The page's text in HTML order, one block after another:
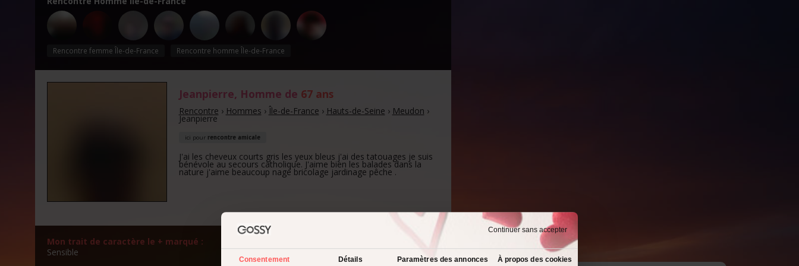
Continuer sans accepter
Consentement Détails Paramètres des annonces À propos des cookies
Rencontre femme Île-de-France Rencontre homme Île-de-France
Jeanpierre, Homme de 67 ans
Rencontre › Hommes › Île-de-France › Hauts-de-Seine › Meudon ›
Jeanpierre
ici pour rencontre amicale
J'ai les cheveux courts gris les yeux bleus j'ai des tatouages je suis
bénévole au secours catholique. J'aime bien les balades dans la
nature j'aime beaucoup nagé bricolage jardinage pêche .
Mon trait de caractère le + marqué :
Sensible
Plutôt agréable à regarder